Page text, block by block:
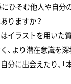
にひそむ他人や自
りますか？
イラストを用いた
、より潜在意識を
分に出会えたり、「